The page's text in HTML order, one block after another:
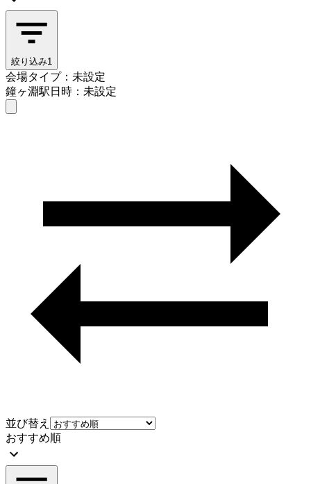
絞り込み1
会場タイプ：未設定
鐘ヶ淵駅日時：未設定
並び替え
おすすめ順